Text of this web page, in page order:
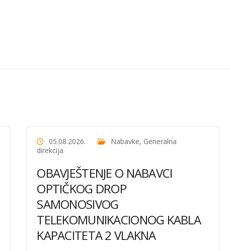
05.08.2026. Nabavke, Generalna
direkcija
OBAVJEŠTENJE O NABAVCI
OPTIČKOG DROP
SAMONOSIVOG
TELEKOMUNIKACIONOG KABLA
KAPACITETA 2 VLAKNA